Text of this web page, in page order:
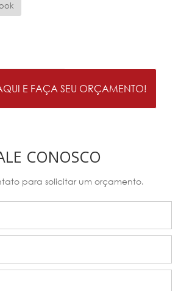
E FAÇA SEU ORÇAMENTO!
CONOSCO
para solicitar um orçamento.